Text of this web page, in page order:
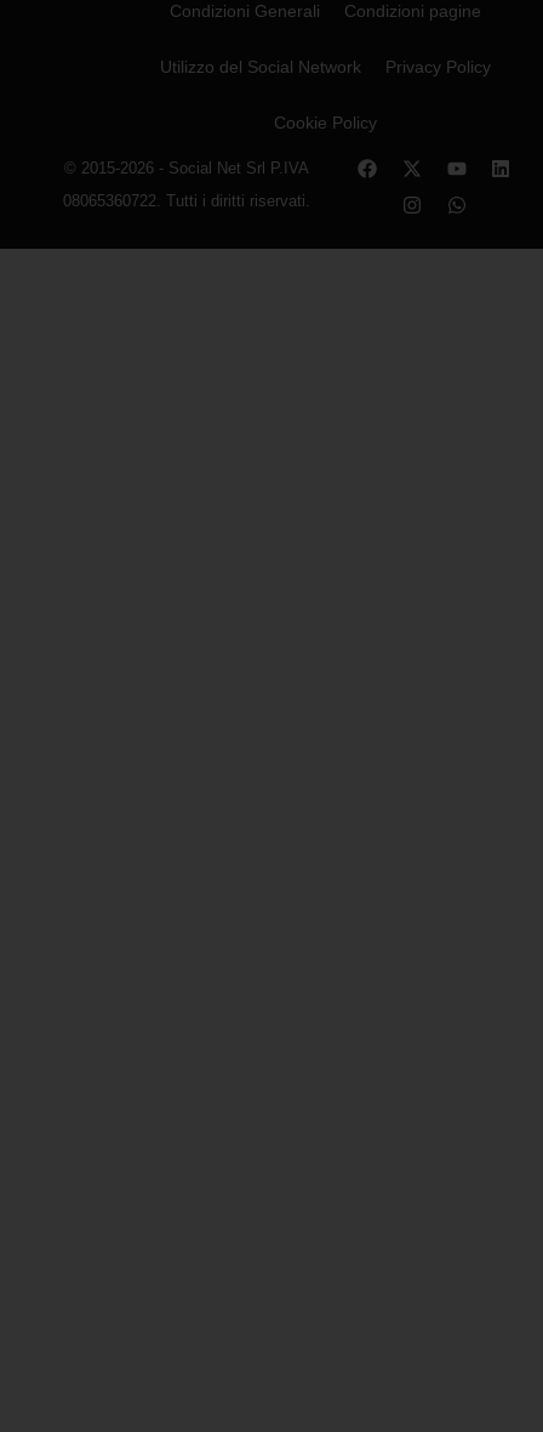
Condizioni Generali Condizioni pagine
Utilizzo del Social Network Privacy Policy
Cookie Policy
© 2015-2026 - Social Net Srl P.IVA
08065360722. Tutti i diritti riservati.